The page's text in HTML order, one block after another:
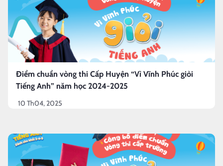
Điểm chuẩn vòng thi Cấp Huyện “Vì Vĩnh Phúc giỏi
Tiếng Anh” năm học 2024-2025
10 Th04, 2025